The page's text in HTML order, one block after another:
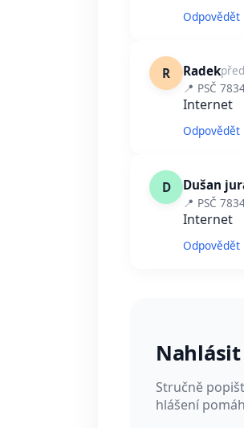
Odpovědět
R Radek
📍 PSČ
Internet
Odpovědět
D Dušan
📍 PSČ
Internet
Odpovědět
Stručně
hlášení